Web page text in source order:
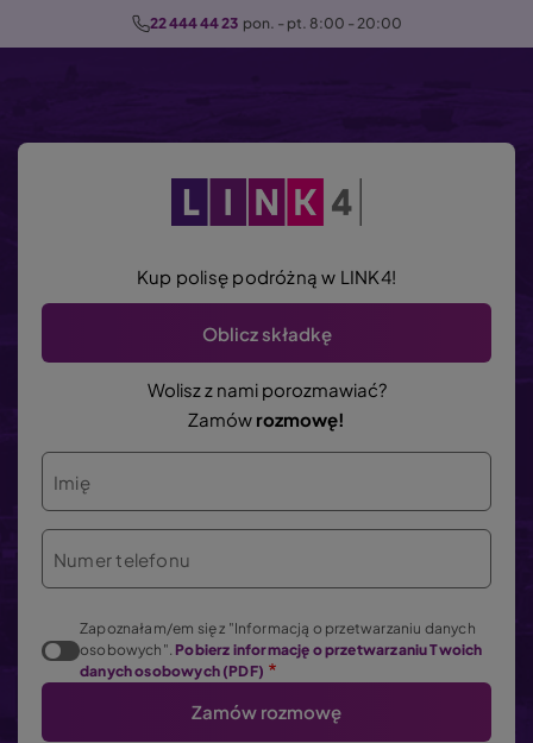
r
22 444 44 23 pon. - pt. 8:00 - 20:00
Kup polisę podróżną w LINK4!
Oblicz składkę
Wolisz z nami porozmawiać?
Zamów rozmowę!
Imię
Numer telefonu
Zapoznałam/em się z "Informacją o przetwarzaniu danych
osobowych". Pobierz informację o przetwarzaniu Twoich
danych osobowych (PDF)